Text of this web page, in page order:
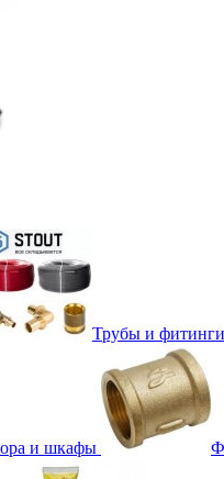
Трубы и
и шкафы